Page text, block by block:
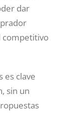
dar
competitivo
es clave
sin un